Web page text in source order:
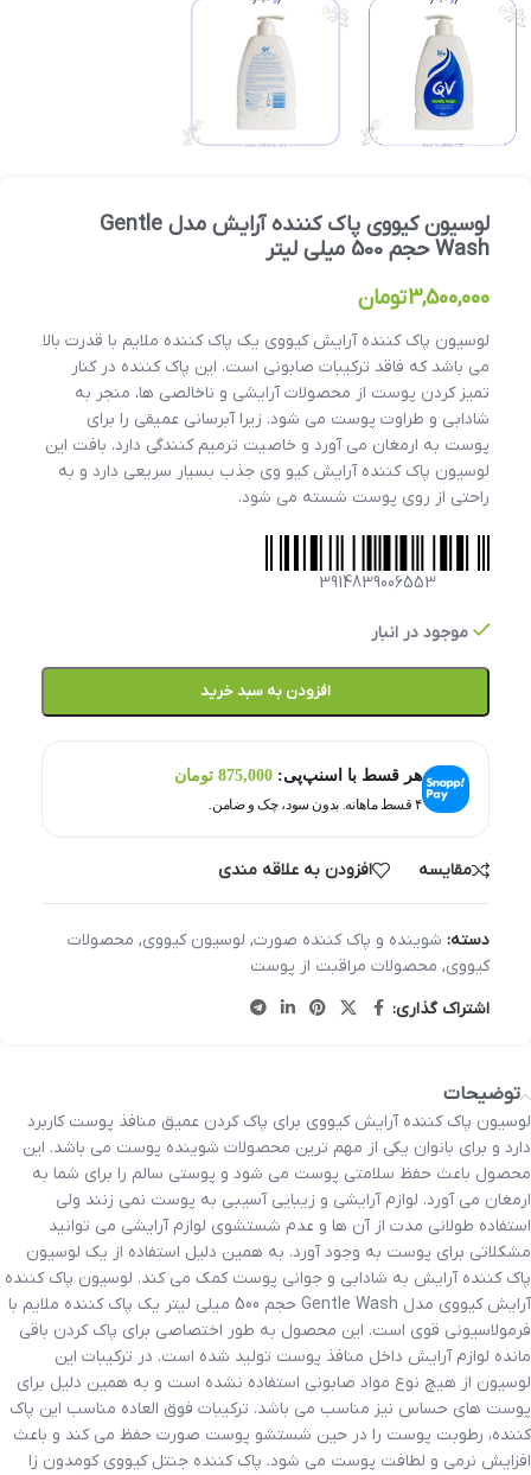
لوسیون کیووی پاک کننده آرایش مدل Gentle
Wash حجم 500 میلی لیتر
3,500,000تومان
لوسیون پاک کننده آرایش کیووی یک پاک کننده ملایم با قدرت بالا
می باشد که فاقد ترکیبات صابونی است. این پاک کننده در کنار
تمیز کردن پوست از محصولات آرایشی و ناخالصی ها، منجر به
شادابی و طراوت پوست می شود. زیرا آبرسانی عمیقی را برای
پوست به ارمغان می آورد و خاصیت ترمیم کنندگی دارد. بافت این
لوسیون پاک کننده آرایش کیو وی جذب بسیار سریعی دارد و به
راحتی از روی پوست شسته می شود.
3914839006553
موجود در انبار
افزودن به سبد خرید
هر قسط با اسنپ‌پی: 875,000 تومان
۴ قسط ماهانه. بدون سود، چک و ضامن.
مقایسه افزودن به علاقه مندی
دسته: شوینده و پاک کننده صورت, لوسیون کیووی, محصولات
کیووی, محصولات مراقبت از پوست
اشتراک گذاری:
توضیحات
لوسیون پاک کننده آرایش کیووی برای پاک کردن عمیق منافذ پوست کاربرد
دارد و برای بانوان یکی از مهم ترین محصولات شوینده پوست می باشد. این
محصول باعث حفظ سلامتی پوست می شود و پوستی سالم را برای شما به
ارمغان می آورد. لوازم آرایشی و زیبایی آسیبی به پوست نمی زنند ولی
استفاده طولانی مدت از آن ها و عدم شستشوی لوازم آرایشی می توانید
مشکلاتی برای پوست به وجود آورد. به همین دلیل استفاده از یک لوسیون
پاک کننده آرایش به شادابی و جوانی پوست کمک می کند. لوسیون پاک کننده
آرایش کیووی مدل Gentle Wash حجم 500 میلی لیتر یک پاک کننده ملایم با
فرمولاسیونی قوی است. این محصول به طور اختصاصی برای پاک کردن باقی
مانده لوازم آرایش داخل منافذ پوست تولید شده است. در ترکیبات این
لوسیون از هیچ نوع مواد صابونی استفاده نشده است و به همین دلیل برای
پوست های حساس نیز مناسب می باشد. ترکیبات فوق العاده مناسب این پاک
کننده، رطوبت پوست را در حین شستشو پوست صورت حفظ می کند و باعث
افزایش نرمی و لطافت پوست می شود. پاک کننده جنتل کیووی کومدون زا